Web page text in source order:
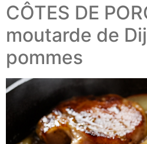
CÔTES DE
moutarde de
pommes